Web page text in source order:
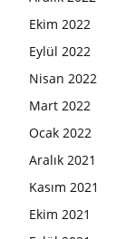
Ekim 2022
Eylül 2022
Nisan 2022
Mart 2022
Ocak 2022
Aralık 2021
Kasım 2021
Ekim 2021